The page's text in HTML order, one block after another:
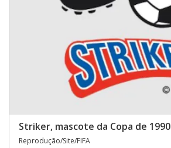
Striker, mascote da Copa de 1990
Reprodução/Site/FIFA